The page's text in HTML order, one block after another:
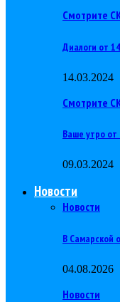
Смотрите
Диалоги от
14.03.2024
Смотрите
Ваше утро от
09.03.2024
Новости
Новости
В Самарской
04.08.2026
Новости